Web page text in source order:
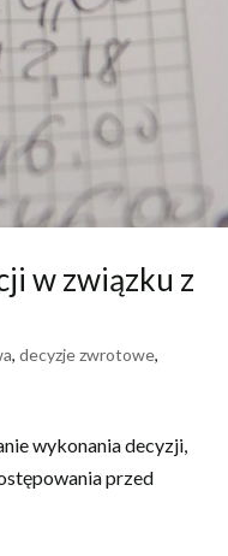
w związku z
,decyzje zwrotowe,
wykonania decyzji,
przed